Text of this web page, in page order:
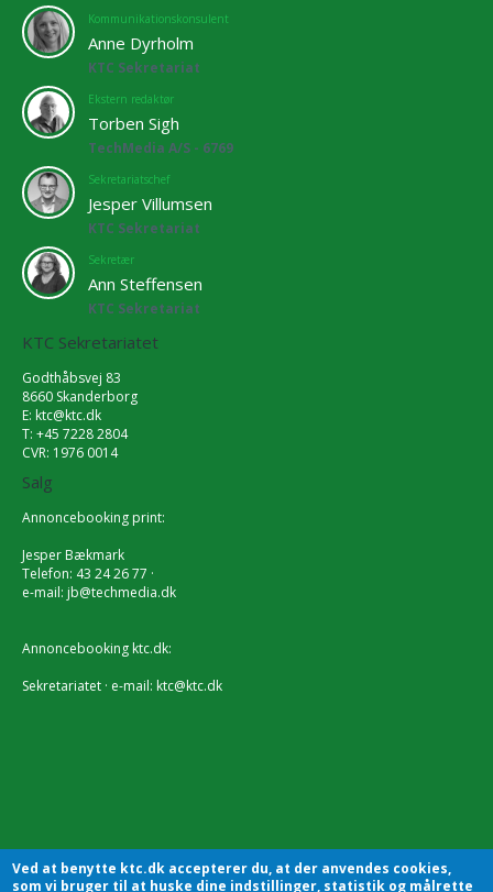
Kommunikationskonsulent
Anne Dyrholm
KTC Sekretariat
Ekstern redaktør
Torben Sigh
TechMedia A/S - 6769
Sekretariatschef
Jesper Villumsen
KTC Sekretariat
Sekretær
Ann Steffensen
KTC Sekretariat
KTC Sekretariatet
Godthåbsvej 83
8660 Skanderborg
E: ktc@ktc.dk
T: +45 7228 2804
CVR: 1976 0014
Salg
Annoncebooking print:
Jesper Bækmark
Telefon: 43 24 26 77 ·
e-mail: jb@techmedia.dk
Annoncebooking ktc.dk:
Sekretariatet · e-mail: ktc@ktc.dk
Ved at benytte ktc.dk accepterer du, at der anvendes cookies,
som vi bruger til at huske dine indstillinger, statistik og målrette